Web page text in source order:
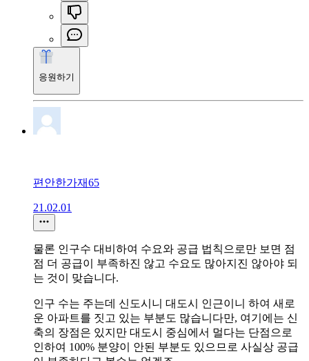
응원하기
편안한가재65
21.02.01
물론 인구수 대비하여 수요와 공급 법칙으로만 보면 점
점 더 공급이 부족하진 않고 수요도 많아지진 않아야 되
는 것이 맞습니다.
인구 수는 주는데 신도시니 대도시 인근이니 하여 새로
운 아파트를 짓고 있는 부분도 많습니다만, 여기에는 신
축의 장점은 있지만 대도시 중심에서 멀다는 단점으로
인하여 100% 분양이 안된 부분도 있으므로 사실상 공급